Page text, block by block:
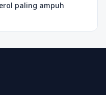
paling ampuh